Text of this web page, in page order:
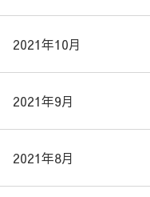
2021年10月
2021年9月
2021年8月